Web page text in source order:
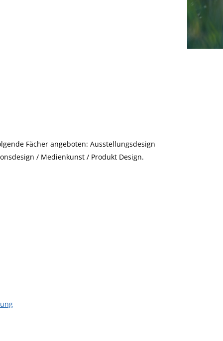
Fächer angeboten: Ausstellungsdesign
/ Medienkunst / Produkt Design.